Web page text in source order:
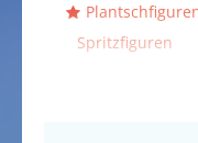
Spritzfiguren